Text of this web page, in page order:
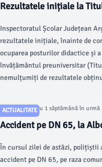
Rezultatele inițiale la
Inspectoratul Școlar Județean
rezultatele inițiale, înainte de
ocuparea posturilor didactice și
învățământul preuniversitar
nemulțumiți de rezultatele
ACTUALITATE
Articol postat cu 1 săptămână în urmă
Accident pe DN 65, la
În cursul zilei de astăzi, polițiștii
accident pe DN 65, pe raza